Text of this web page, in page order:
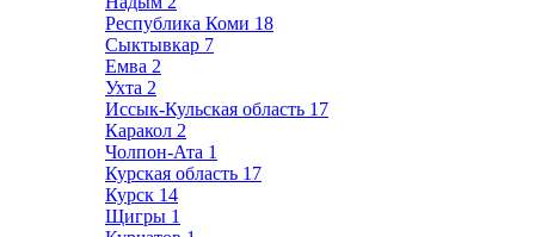
Республика Коми 18
Сыктывкар 7
Емва 2
Ухта 2
Иссык-Кульская область 17
Каракол 2
Чолпон-Ата 1
Курская область 17
Курск 14
Щигры 1